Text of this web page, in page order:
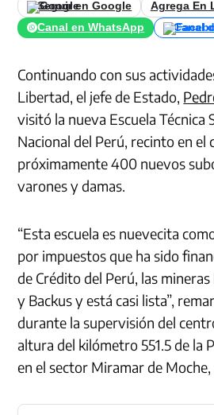
Seguir en Google
Agrega En
Canal en WhatsApp
Canal
Continuando con sus
Libertad, el jefe de Estado,
visitó la nueva Escuela Técnica
Nacional del Perú, recinto en el
próximamente 400 nuevos
varones y damas.
“Esta escuela es nuevecita
por impuestos que ha sido
de Crédito del Perú, las
y Backus y está casi lista”,
durante la supervisión del
altura del kilómetro 551.5 de la
en el sector Miramar de